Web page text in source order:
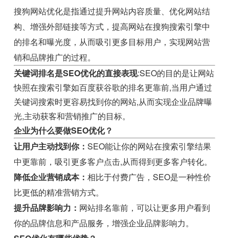
搜狗网站优化是指通过提升网站内容质量、优化网站结
构、增强外部链接等方式，提高网站在搜狗搜索引擎中
的排名和曝光度，从而吸引更多目标用户，实现网站营
销和品牌推广的过程。
关键词排名是SEO优化的直接表现:SEO的目的是让网站
快照在搜索引擎如百度获谷歌的排名更靠前,当用户通过
关键词搜索时更容易找到你的网站,从而实现企业品牌曝
光,主动获客和营销推广的目标。
企业为什么要做SEO优化？
让用户主动找到你：SEO能让你的网站在搜索引擎结果
中更靠前，吸引更多客户点击,从而得到更多客户转化。
降低企业营销成本：相比于付费广告，SEO是一种性价
比更低的精准营销方式。
提升品牌影响力： 网站排名靠前，可以让更多用户看到
你的品牌信息和产品服务，增强企业品牌影响力。